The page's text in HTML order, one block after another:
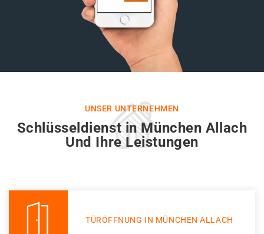
UNSER UNTERNEHMEN
Schlüsseldienst in München Allach
Und Ihre Leistungen
TÜRÖFFNUNG IN MÜNCHEN ALLACH